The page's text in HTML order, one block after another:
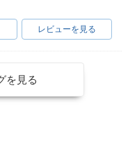
レビューを見る
を見る